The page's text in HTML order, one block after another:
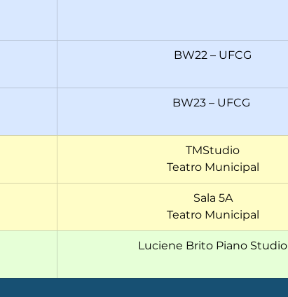
BW22 – UFCG
BW23 – UFCG
TMStudio
Teatro Municipal
Sala 5A
Teatro Municipal
Luciene Brito Piano Studio